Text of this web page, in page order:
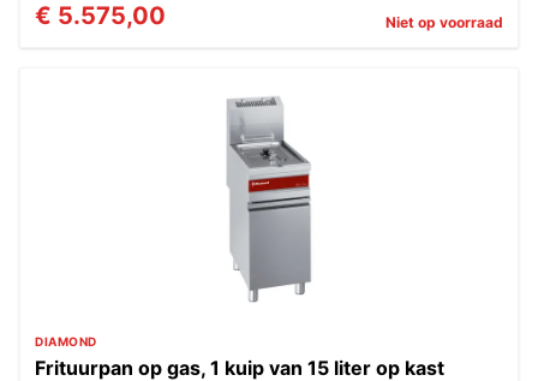
€ 5.575,00 Niet op voorraad
DIAMOND
Frituurpan op gas, 1 kuip van 15 liter op kast